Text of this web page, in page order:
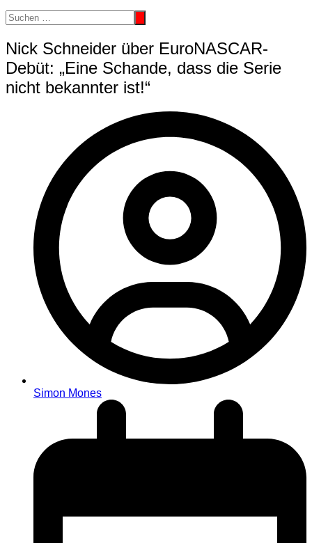
Nick Schneider über EuroNASCAR-
Debüt: „Eine Schande, dass die Serie
nicht bekannter ist!“
Simon Mones